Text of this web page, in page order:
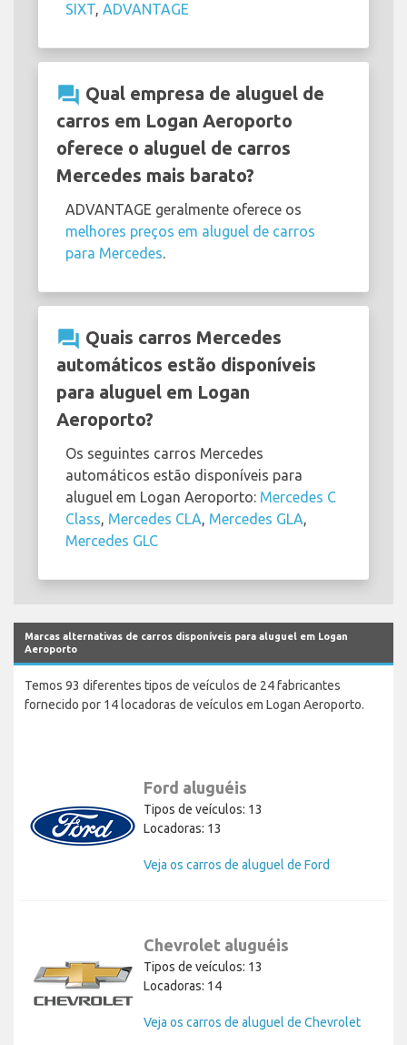
SIXT, ADVANTAGE
question_answer Qual empresa de aluguel de
carros em Logan Aeroporto
oferece o aluguel de carros
Mercedes mais barato?
ADVANTAGE geralmente oferece os
melhores preços em aluguel de carros
para Mercedes.
question_answer Quais carros Mercedes
automáticos estão disponíveis
para aluguel em Logan
Aeroporto?
Os seguintes carros Mercedes
automáticos estão disponíveis para
aluguel em Logan Aeroporto: Mercedes C
Class, Mercedes CLA, Mercedes GLA,
Mercedes GLC
Marcas alternativas de carros disponíveis para aluguel em Logan
Aeroporto
Temos 93 diferentes tipos de veículos de 24 fabricantes
fornecido por 14 locadoras de veículos em Logan Aeroporto.
Ford aluguéis
Tipos de veículos: 13
Locadoras: 13
Veja os carros de aluguel de Ford
Chevrolet aluguéis
Tipos de veículos: 13
Locadoras: 14
Veja os carros de aluguel de Chevrolet